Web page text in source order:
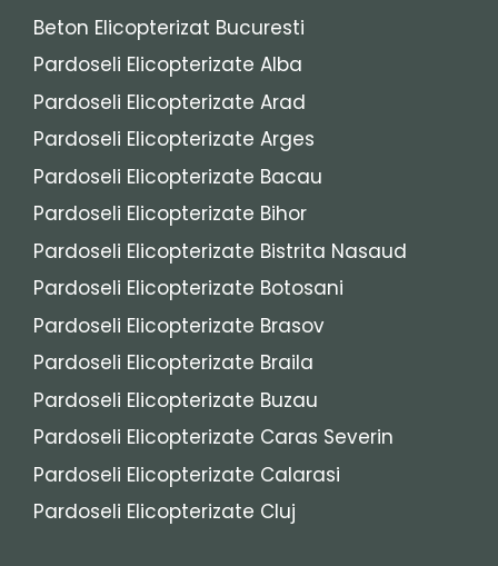
Beton Elicopterizat Bucuresti
Pardoseli Elicopterizate Alba
Pardoseli Elicopterizate Arad
Pardoseli Elicopterizate Arges
Pardoseli Elicopterizate Bacau
Pardoseli Elicopterizate Bihor
Pardoseli Elicopterizate Bistrita Nasaud
Pardoseli Elicopterizate Botosani
Pardoseli Elicopterizate Brasov
Pardoseli Elicopterizate Braila
Pardoseli Elicopterizate Buzau
Pardoseli Elicopterizate Caras Severin
Pardoseli Elicopterizate Calarasi
Pardoseli Elicopterizate Cluj